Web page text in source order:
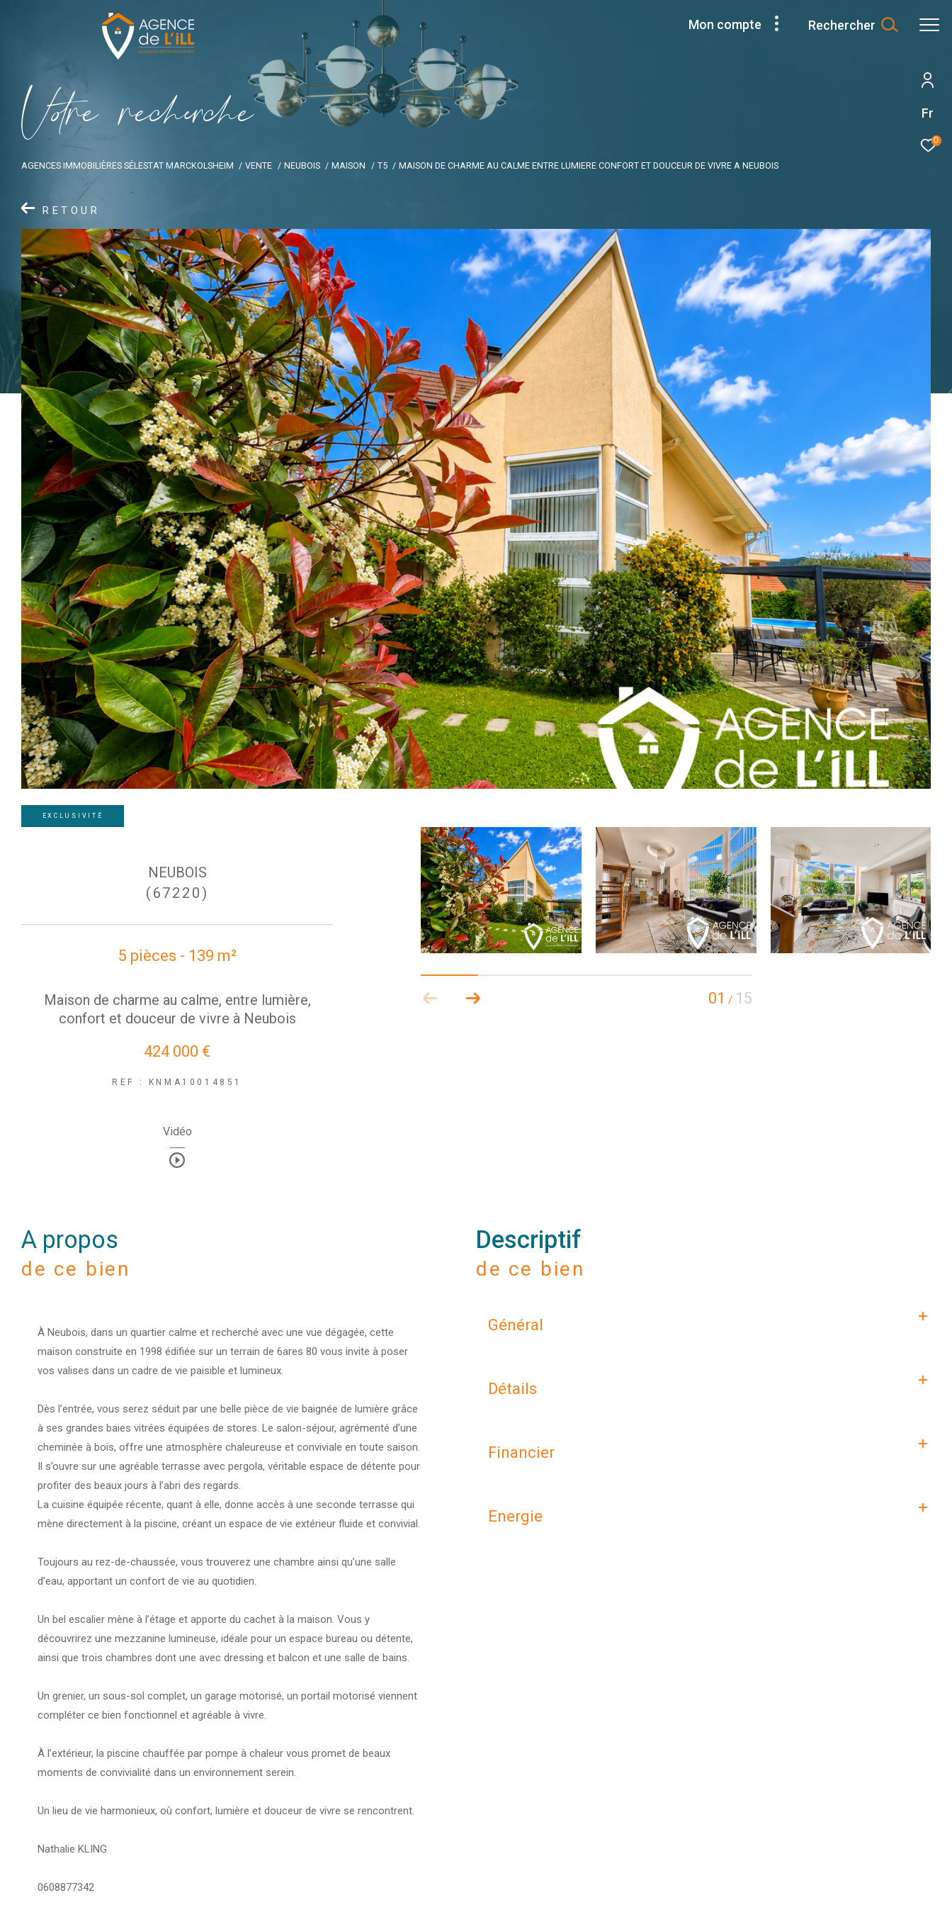
Fr
0
Mon compte Rechercher
Vore recece
AGENCES IMMOBILIÈRES SÉLESTAT MARCKOLSHEIM VENTE NEUBOIS MAISON T5 MAISON DE CHARME AU CALME ENTRE LUMIERE CONFORT ET DOUCEUR DE VIVRE A NEUBOIS
RETOUR
EXCLUSIVITÉ
01 / 15
NEUBOIS
(67220)
5 pièces - 139 m²
Maison de charme au calme, entre lumière,
confort et douceur de vivre à Neubois
424 000 €
REF : KNMA10014851
Vidéo
a propos
de ce bien
À Neubois, dans un quartier calme et recherché avec une vue dégagée, cette
maison construite en 1998 édifiée sur un terrain de 6ares 80 vous invite à poser
vos valises dans un cadre de vie paisible et lumineux.
Dès l’entrée, vous serez séduit par une belle pièce de vie baignée de lumière grâce
à ses grandes baies vitrées équipées de stores. Le salon-séjour, agrémenté d’une
cheminée à bois, offre une atmosphère chaleureuse et conviviale en toute saison.
Il s’ouvre sur une agréable terrasse avec pergola, véritable espace de détente pour
profiter des beaux jours à l’abri des regards.
La cuisine équipée récente, quant à elle, donne accès à une seconde terrasse qui
mène directement à la piscine, créant un espace de vie extérieur fluide et convivial.
Toujours au rez-de-chaussée, vous trouverez une chambre ainsi qu’une salle
d’eau, apportant un confort de vie au quotidien.
Un bel escalier mène à l’étage et apporte du cachet à la maison. Vous y
découvrirez une mezzanine lumineuse, idéale pour un espace bureau ou détente,
ainsi que trois chambres dont une avec dressing et balcon et une salle de bains.
Un grenier, un sous-sol complet, un garage motorisé, un portail motorisé viennent
compléter ce bien fonctionnel et agréable à vivre.
À l’extérieur, la piscine chauffée par pompe à chaleur vous promet de beaux
moments de convivialité dans un environnement serein.
Un lieu de vie harmonieux, où confort, lumière et douceur de vivre se rencontrent.
Nathalie KLING
0608877342
descriptif
de ce bien
Général
Détails
Financier
Energie